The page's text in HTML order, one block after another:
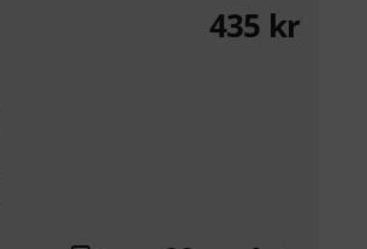
435 kr